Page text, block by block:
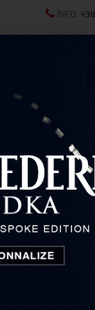
INFO:
SPRITZ
10 YO